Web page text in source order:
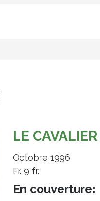
LE
Octobre 1996
Fr. 9 fr.
En